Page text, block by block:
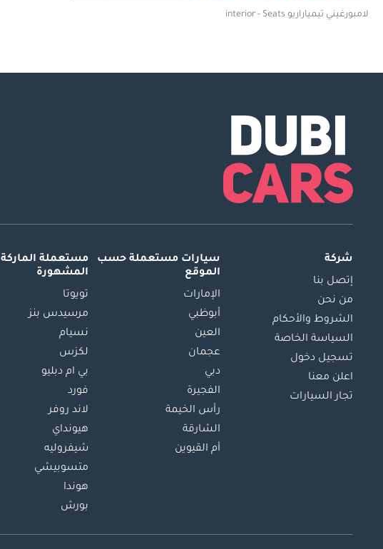
لامبورغيني تيمياراريو interior - Seats
شركة
إتصل بنا
من نحن
الشروط والأحكام
السياسة الخاصة
تسجيل دخول
اعلن معنا
تجار السيارات
سيارات مستعملة حسب
الموقع
الإمارات
أبوظبي
العين
عجمان
دبي
الفجيرة
رأس الخيمة
الشارقة
أم القيوين
مستعملة الماركة
المشهورة
تويوتا
مرسيدس بنز
نسيام
لكزس
بي ام دبليو
فورد
لاند روفر
هيونداي
شيفروليه
متسوبيشي
هوندا
بورش